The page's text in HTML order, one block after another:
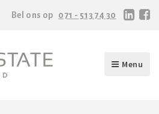
Bel ons op 071 - 513 74 30
Menu